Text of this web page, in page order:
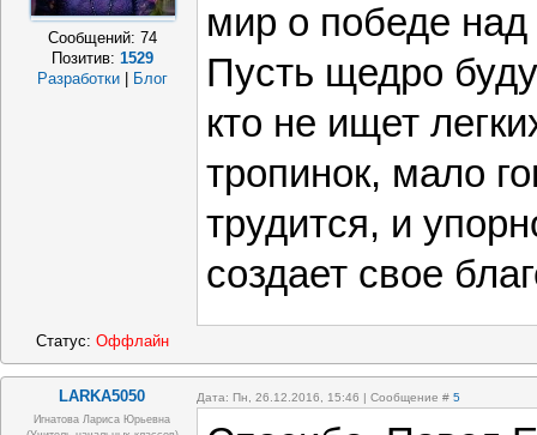
Сообщений: 74
Позитив: 1529
Разработки
Блог
мир о победе
Пусть щедро
кто не ищет
тропинок, мало
трудится, и
создает свое
Статус: Оффлайн
LARKA5050 Дата: Пн, 26.12.2016, 15:46 | Сообщение # 5
Игнатова Лариса Юрьевна